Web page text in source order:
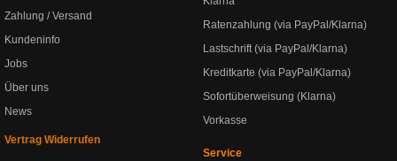
Zahlung / Versand
Kundeninfo
Jobs
Über uns
News
Vertrag Widerrufen
Ratenzahlung (via PayPal/Klarna)
Lastschrift (via PayPal/Klarna)
Kreditkarte (via PayPal/Klarna)
Sofortüberweisung (Klarna)
Vorkasse
Service